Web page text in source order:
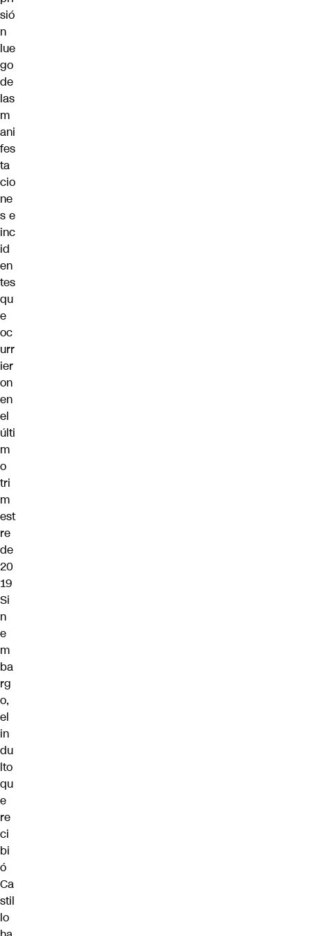
sió
n
lue
go
de
las
m
ani
fes
ta
cio
ne
s e
inc
id
en
tes
qu
e
oc
urr
ier
on
en
el
últi
m
o
tri
m
est
re
de
20
19
Si
n
e
m
ba
rg
o,
el
in
du
lto
qu
e
re
ci
bi
ó
Ca
stil
lo